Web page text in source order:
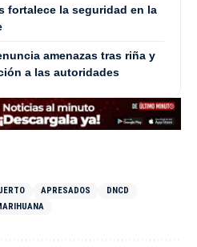
fortalece la seguridad en la
amenazas tras riña y
a las autoridades
APRESADOS
DNCD